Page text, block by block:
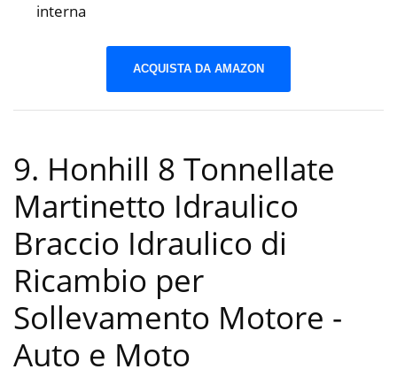
interna
ACQUISTA DA AMAZON
9. Honhill 8 Tonnellate
Martinetto Idraulico
Braccio Idraulico di
Ricambio per
Sollevamento Motore -
Auto e Moto